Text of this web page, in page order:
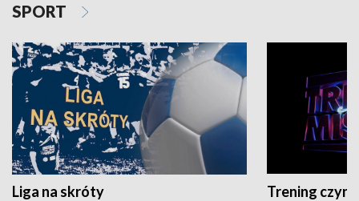
SPORT
Liga na skróty Trening czyni